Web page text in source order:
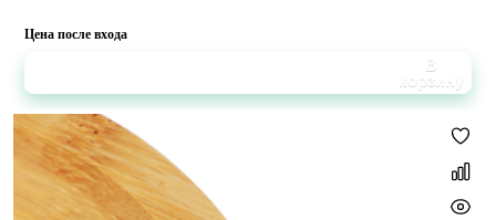
Цена после входа
В
корзину